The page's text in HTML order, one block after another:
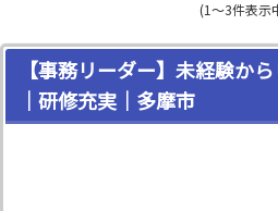
(1～3件表示
【事務リーダー】未経験か
｜研修充実｜多摩市